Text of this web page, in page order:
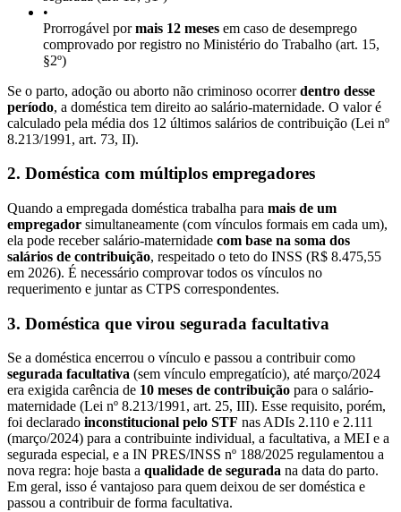
•
Prorrogável pormais 12 meses em caso de desemprego
comprovado por registro no Ministério do Trabalho (art. 15,
§2º)
Se o parto, adoção ou aborto não criminoso ocorrerdentro desse
período, a doméstica tem direito ao salário-maternidade. O valor é
calculado pela média dos 12 últimos salários de contribuição (Lei nº
8.213/1991, art. 73, II).
2. Doméstica com múltiplos empregadores
Quando a empregada doméstica trabalha para mais de um
empregador simultaneamente (com vínculos formais em cada um),
ela pode receber salário-maternidade com base na soma dos
salários de contribuição, respeitado o teto do INSS (R$ 8.475,55
em 2026). É necessário comprovar todos os vínculos no
requerimento e juntar as CTPS correspondentes.
3. Doméstica que virou segurada facultativa
Se a doméstica encerrou o vínculo e passou a contribuir como
segurada facultativa (sem vínculo empregatício), até março/2024
era exigida carência de 10 meses de contribuição para o salário-
maternidade (Lei nº 8.213/1991, art. 25, III). Esse requisito, porém,
foi declarado inconstitucional pelo STF nas ADIs 2.110 e 2.111
(março/2024) para a contribuinte individual, a facultativa, a MEI e a
segurada especial, e a IN PRES/INSS nº 188/2025 regulamentou a
nova regra: hoje basta a qualidade de segurada na data do parto.
Em geral, isso é vantajoso para quem deixou de ser doméstica e
passou a contribuir de forma facultativa.